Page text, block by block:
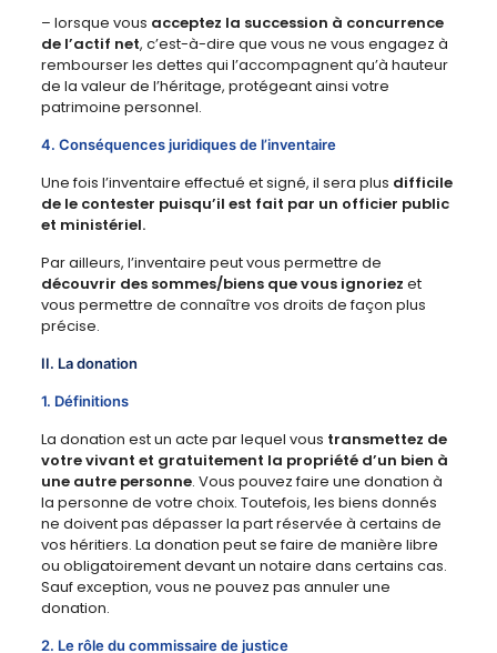
– lorsque vous acceptez la succession à concurrence
de l’actif net, c’est-à-dire que vous ne vous engagez à
rembourser les dettes qui l’accompagnent qu’à hauteur
de la valeur de l’héritage, protégeant ainsi votre
patrimoine personnel.
4. Conséquences juridiques de l’inventaire
Une fois l’inventaire effectué et signé, il sera plus difficile
de le contester puisqu’il est fait par un officier public
et ministériel.
Par ailleurs, l’inventaire peut vous permettre de
découvrir des sommes/biens que vous ignoriez et
vous permettre de connaître vos droits de façon plus
précise.
II. La donation
1. Définitions
La donation est un acte par lequel vous transmettez de
votre vivant et gratuitement la propriété d’un bien à
une autre personne. Vous pouvez faire une donation à
la personne de votre choix. Toutefois, les biens donnés
ne doivent pas dépasser la part réservée à certains de
vos héritiers. La donation peut se faire de manière libre
ou obligatoirement devant un notaire dans certains cas.
Sauf exception, vous ne pouvez pas annuler une
donation.
2. Le rôle du commissaire de justice